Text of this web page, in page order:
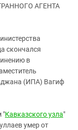
АГЕНТА
скончался
в
(ИПА) Вагиф
"Кавказского узла"
умер от